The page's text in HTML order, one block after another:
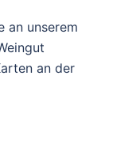
an unserem
an der